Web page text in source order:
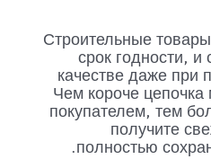
Строительные
срок годности,
качестве даже при
Чем короче
покупателем, тем
получите
полностью